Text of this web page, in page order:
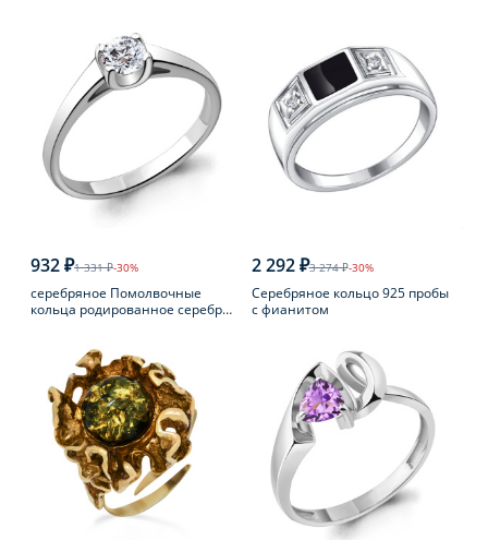
932 ₽1 331 ₽-30%
серебряное Помолвочные
кольца родированное серебро
2 292 ₽3 274 ₽-30%
Серебряное кольцо 925 пробы
с фианитом